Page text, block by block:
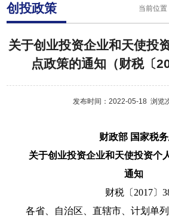
创投政策 当前位置
关于创业投资企业和天使投
点政策的通知（财税〔
发布时间：2022-05-18 浏览
财政部 国家税
关于创业投资企业和天使投资个
通知
财税〔 2017〕
各省、自治区、直辖市、计划单